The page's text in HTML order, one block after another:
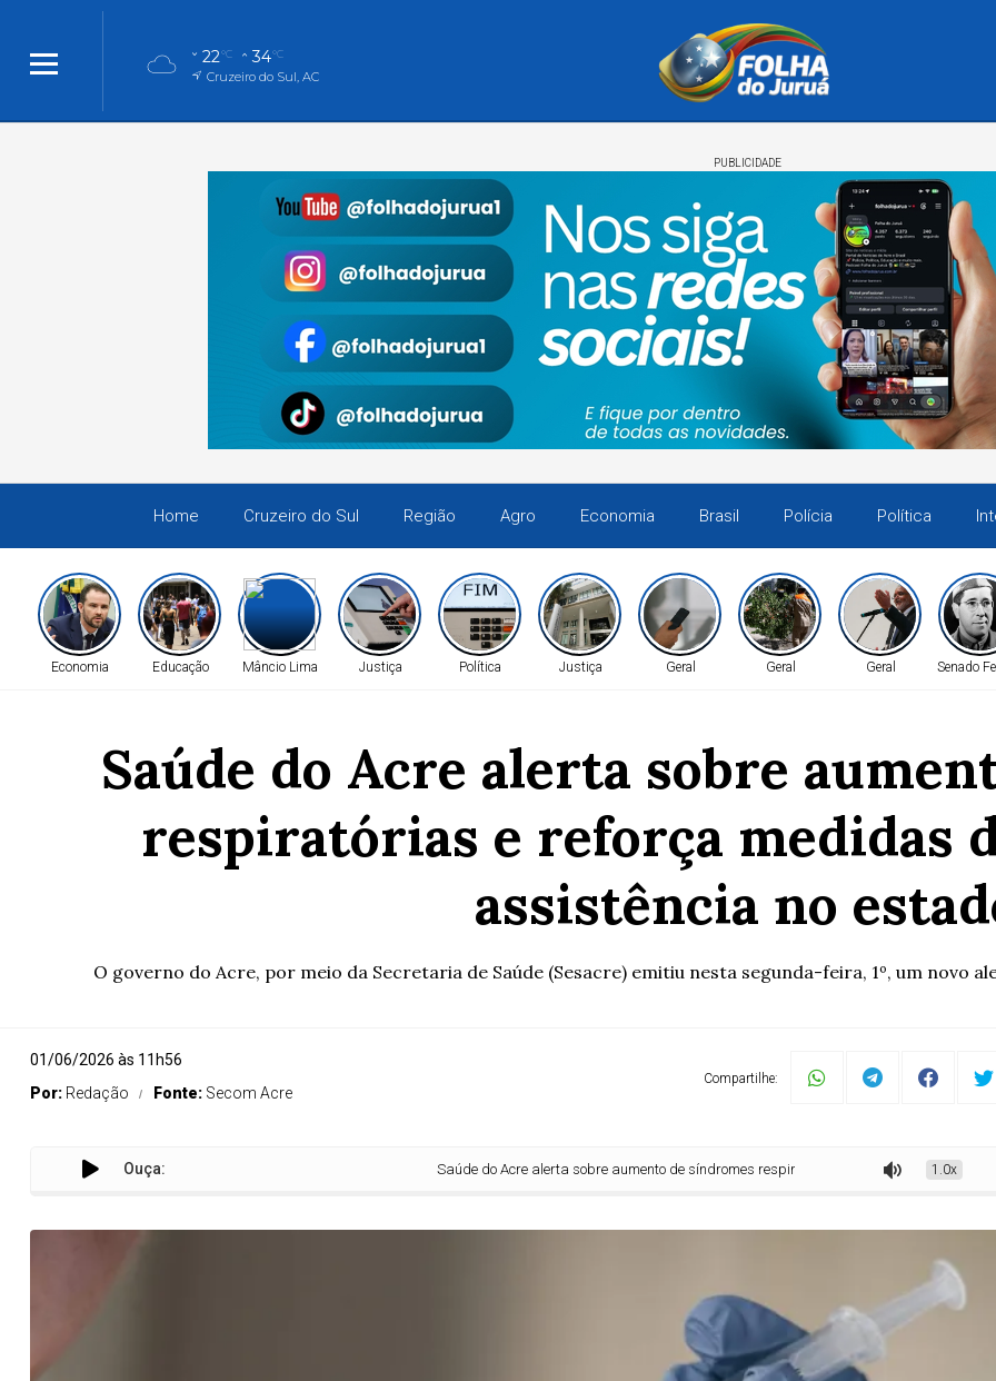
22°C 34°C
Cruzeiro do Sul, AC
PUBLICIDADE
Home Cruzeiro do Sul Região Agro Economia Brasil Polícia Política
Economia Educação Mâncio Lima Justiça Política Justiça Geral Geral Geral Senado
Saúde do Acre alerta sobre
respiratórias e reforça medidas
assistência no
O governo do Acre, por meio da Secretaria de Saúde (Sesacre) emitiu nesta segunda-feira, 1º, um novo
01/06/2026 às 11h56
Por: Redação Fonte: Secom Acre
Compartilhe:
Ouça: Saúde do Acre alerta sobre aumento de síndromes respiratórias e reforça medidas de prevenção e
1.0x